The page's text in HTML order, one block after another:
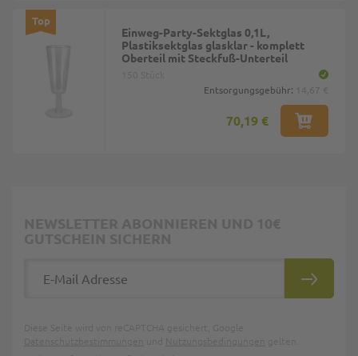
Top
Einweg-Party-Sektglas 0,1L,
Plastiksektglas glasklar - komplett
Oberteil mit Steckfuß-Unterteil
Entsorgungsgebühr:
70,19 €